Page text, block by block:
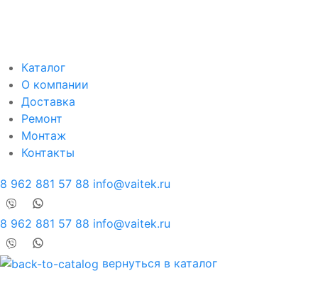
Каталог
О компании
Доставка
Ремонт
Монтаж
Контакты
8 962 881 57 88 info@vaitek.ru
8 962 881 57 88 info@vaitek.ru
вернуться в каталог